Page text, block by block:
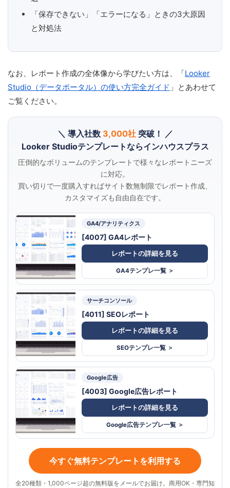
「保存できない」「エラーになる」ときの3大原因
と対処法
なお、レポート作成の全体像から学びたい方は、「Looker
Studio（データポータル）の使い方完全ガイド 」とあわせて
ご覧ください。
＼ 導入社数 3,000社突破！ ／
Looker Studioテンプレートならインハウスプラス
圧倒的なボリュームのテンプレートで様々なレポートニーズ
に対応。
買い切りで一度購入すればサイト数無制限でレポート作成、
カスタマイズも自由自在です。
GA4/アナリティクス
[4007] GA4レポート
レポートの詳細を見る
GA4テンプレ一覧 ＞
サーチコンソール
[4011] SEOレポート
レポートの詳細を見る
SEOテンプレ一覧 ＞
Google広告
[4003] Google広告レポート
レポートの詳細を見る
Google広告テンプレ一覧 ＞
今すぐ無料テンプレートを利用する
全20種類・1,000ページ超の無料版をメールでお届け。商用OK・専門知